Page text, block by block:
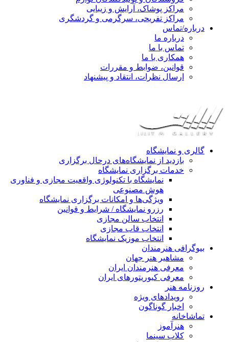
مراکز پوشاک، آرایش و زیبایی
مراکز تفریحی، سرگرمی و گردشگری
درباره/تماس
درباره ما
تماس با ما
همکاری با ما
قوانین، ضوابط و مقررات
ارسال نظرات، انتقاد و پیشنهاد
گالری و نمایشگاه
بازدید از نمایشگاه‌های درحال برگزاری
خدمات برگزاری نمایشگاه
نمایشگاه با تکنولوژی واقعیت مجازی و فناوری
هوش مصنوعی
ویژگی‌ها و امکانات برگزاری نمایشگاه
رزرو نمایشگاه / شرایط و قوانین
انتخاب سالن مجازی
انتخاب قاب مجازی
انتخاب موزیک نمایشگاه
بیوگرافی هنرمندان
مشاهیر هنر جهان
معرفی هنرمندان ایران
معرفی کیوریتورهای ایران
روزنامه هنر
رویدادهای ویژه
اخبار گوناگون
تماشاخانه
هنرآموز
کلاب سینما